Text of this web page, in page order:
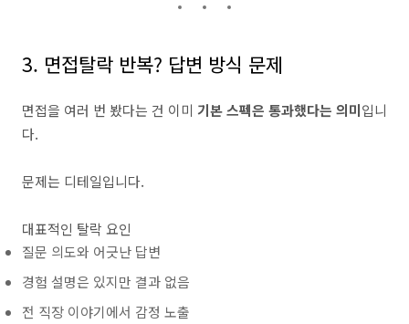
3. 면접탈락 반복? 답변 방식 문제
면접을 여러 번 봤다는 건 이미 기본 스펙은 통과했다는 의미입니
다.
문제는 디테일입니다.
대표적인 탈락 요인
질문 의도와 어긋난 답변
경험 설명은 있지만 결과 없음
전 직장 이야기에서 감정 노출